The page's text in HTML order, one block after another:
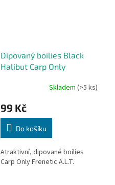
Dipovaný boilies Black
Halibut Carp Only
Skladem(>5 ks)
99 Kč
Do košíku
Atraktivní, dipované boilies
Carp Only Frenetic A.L.T.